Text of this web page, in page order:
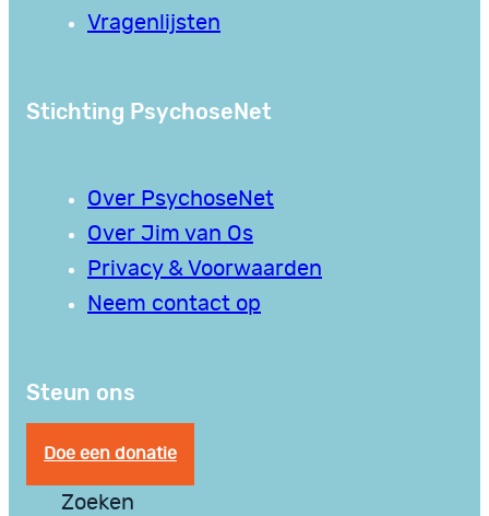
Vragenlijsten
Stichting PsychoseNet
Over PsychoseNet
Over Jim van Os
Privacy & Voorwaarden
Neem contact op
Steun ons
Doe een donatie
Zoeken